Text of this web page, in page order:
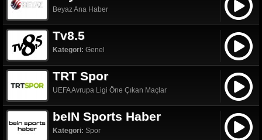
Beyaz Ana Haber
Tv8.5
Kategori: Genel
TRT Spor
UEFA Avrupa Ligi Öne Çıkan Maçlar
beIN Sports Haber
Kategori: Spor